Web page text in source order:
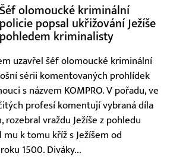
Šéf olomoucké kriminální
policie popsal ukřižování Ježíše
pohledem kriminalisty
uzavřel šéf olomoucké kriminální
sérii komentovaných prohlídek
s názvem KOMPRO. V pořadu, ve
profesí komentují vybraná díla
rozebral vraždu Ježíše z pohledu
mu k tomu kříž s Ježíšem od
1500. Diváky...